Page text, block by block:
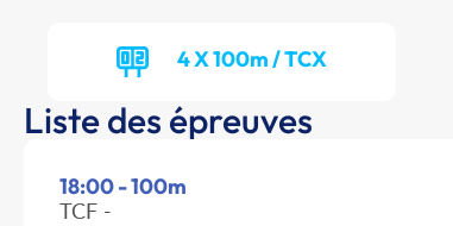
4 X 100m / TCX
Liste des épreuves
18:00 - 100m
TCF -